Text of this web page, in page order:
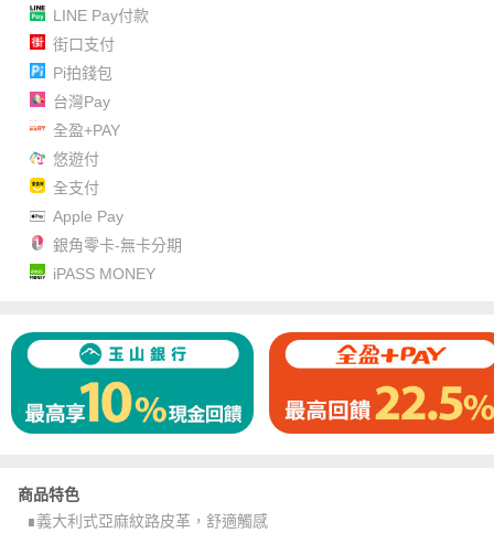
LINE Pay付款
街口支付
Pi拍錢包
台灣Pay
全盈+PAY
悠遊付
全支付
Apple Pay
銀角零卡-無卡分期
iPASS MONEY
商品特色
∎義大利式亞麻紋路皮革，舒適觸感